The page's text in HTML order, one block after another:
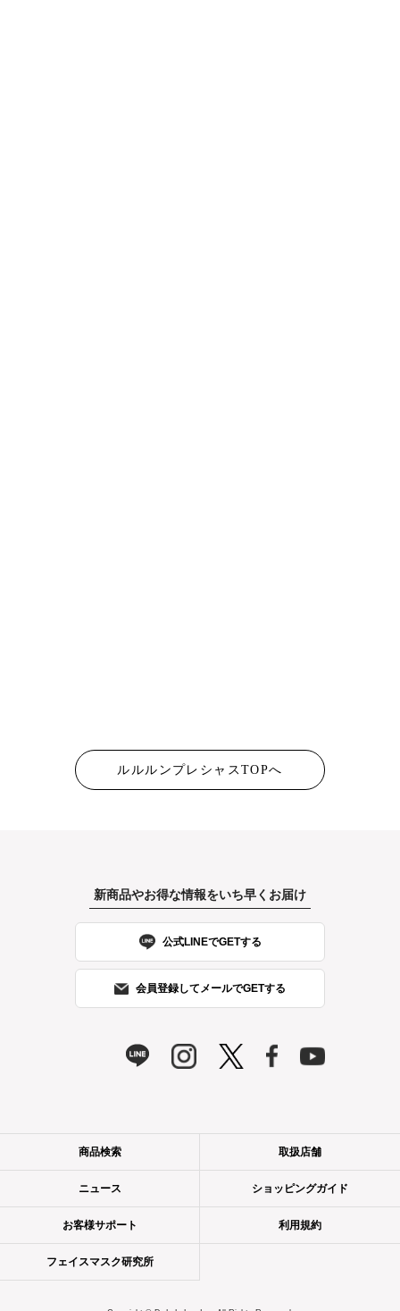
ルルルンプレシャスTOPへ
（三層保湿）
通常購入
（Glow up）
通常購入
（光彩スイッチ）
通常購入
7枚 583円 /
32枚 1,980円
新商品やお得な情報をいち早くお届け
公式LINEでGETする
会員登録してメールでGETする
商品検索 取扱店舗
ニュース ショッピングガイド
お客様サポート 利用規約
フェイスマスク研究所